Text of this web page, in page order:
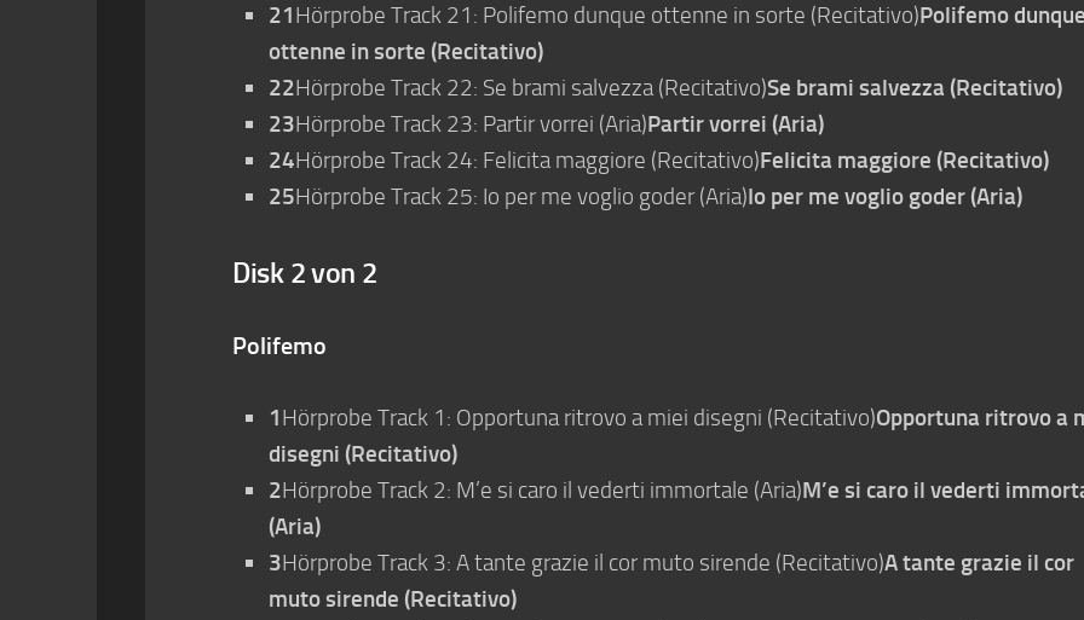
21Hörprobe Track 21: Polifemo dunque ottenne in sorte (Recitativo)Polifemo dunque
ottenne in sorte (Recitativo)
22Hörprobe Track 22: Se brami salvezza (Recitativo)Se brami salvezza (Recitativo)
23Hörprobe Track 23: Partir vorrei (Aria)Partir vorrei (Aria)
24Hörprobe Track 24: Felicita maggiore (Recitativo)Felicita maggiore (Recitativo)
25Hörprobe Track 25: Io per me voglio goder (Aria)Io per me voglio goder (Aria)
Disk 2 von 2
Polifemo
1Hörprobe Track 1: Opportuna ritrovo a miei disegni (Recitativo)Opportuna ritrovo a
disegni (Recitativo)
2Hörprobe Track 2: M’e si caro il vederti immortale (Aria)M’e si caro il vederti
(Aria)
3Hörprobe Track 3: A tante grazie il cor muto sirende (Recitativo)A tante grazie il cor
muto sirende (Recitativo)